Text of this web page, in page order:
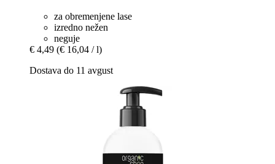
za obremenjene lase
izredno nežen
neguje
€ 4,49 (€ 16,04 / l)
Dostava do 11 avgust